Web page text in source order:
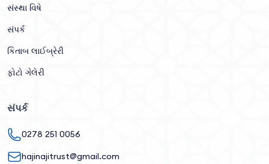
સંસ્થા વિષે
સંપર્ક
કિતાબ લાઈબ્રેરી
ફોટો ગેલેરી
સંપર્ક
0278 251 0056
hajinajitrust@gmail.com